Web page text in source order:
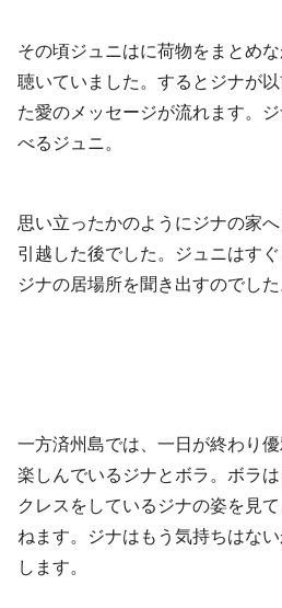
その頃ジュニはに荷物をまとめ
聴いていました。するとジナが
た愛のメッセージが流れます。
べるジュニ。
思い立ったかのようにジナの家
引越した後でした。ジュニはす
ジナの居場所を聞き出すのでした
一方済州島では、一日が終わり
楽しんでいるジナとボラ。ボラ
クレスをしているジナの姿を見
ねます。ジナはもう気持ちはな
します。